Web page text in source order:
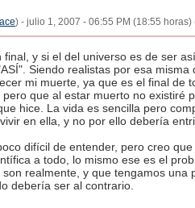
) - julio 1, 2007 - 06:55 PM (18:55 horas)
final, y si el del universo es de ser
Siendo realistas por esa misma
mi muerte, ya que es el final de
que al estar muerto no existiré
hice. La vida es sencilla pero
en ella, y no por ello debería
difícil de entender, pero creo
a todo, lo mismo ese es el
realmente, y que tengamos una
debería ser al contrario.